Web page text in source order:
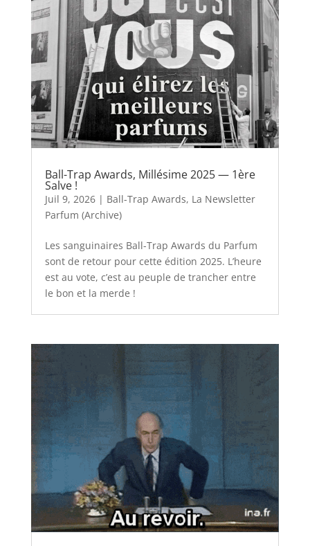
Ball-Trap Awards, Millésime 2025 — 1ère
Salve !
Juil 9, 2026| Ball-Trap Awards, La Newsletter
Parfum (Archive)
Les sanguinaires Ball-Trap Awards du Parfum
sont de retour pour cette édition 2025. L’heure
est au vote, c’est au peuple de trancher entre
le bon et la merde !